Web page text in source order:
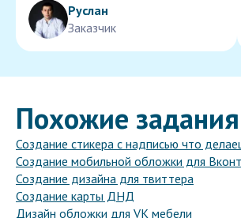
Руслан
Заказчик
Похожие задания
Создание стикера с надписью что
Создание мобильной обложки для
Создание дизайна для твиттера
Создание карты ДНД
Дизайн обложки для VK мебели